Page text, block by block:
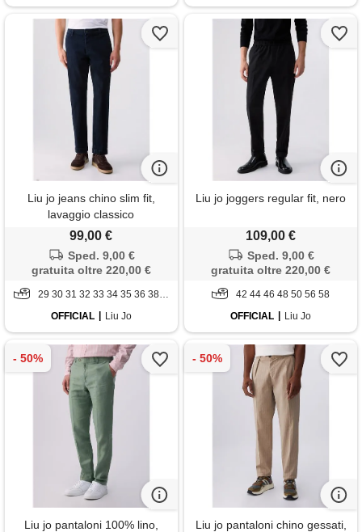
Liu jo jeans chino slim fit,
lavaggio classico
99,00 €
Sped. 9,00 €
gratuita oltre 220,00 €
29 30 31 32 33 34 35 36 38 40
OFFICIAL
Liu Jo
Liu jo joggers regular fit, nero
109,00 €
Sped. 9,00 €
gratuita oltre 220,00 €
42 44 46 48 50 56 58
OFFICIAL
Liu Jo
Liu jo pantaloni 100% lino,
Liu jo pantaloni chino gessati,